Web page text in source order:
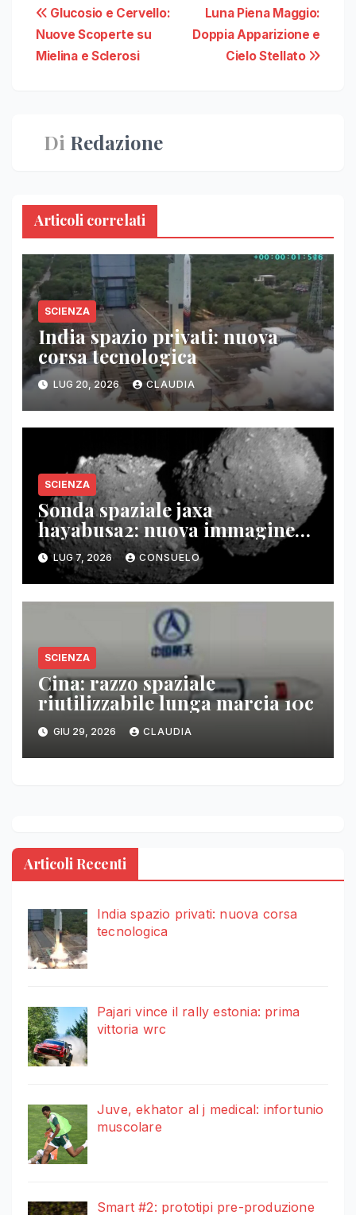
Navigazione
articoli
Luna Piena Maggio:
Doppia Apparizione e
Cielo Stellato
Glucosio e Cervello:
Nuove Scoperte su
Mielina e Sclerosi
Di Redazione
Articoli correlati
SCIENZA
India spazio privati: nuova
corsa tecnologica
LUG 20, 2026 CLAUDIA
SCIENZA
Sonda spaziale jaxa
hayabusa2: nuova immagine
asteroide torifune
LUG 7, 2026 CONSUELO
SCIENZA
Cina: razzo spaziale
riutilizzabile lunga marcia 10c
GIU 29, 2026 CLAUDIA
Articoli Recenti
India spazio privati: nuova corsa
tecnologica
Pajari vince il rally estonia: prima
vittoria wrc
Juve, ekhator al j medical: infortunio
muscolare
Smart #2: prototipi pre-produzione